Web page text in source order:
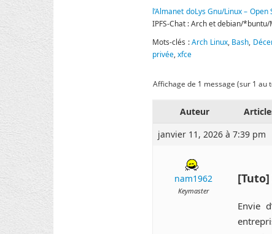
l’Almanet doLys Gnu/Linux –
IPFS-Chat : Arch et debian/
Mots-clés :Arch Linux, Bash,
privée,xfce
Affichage de 1 message (sur 1 au
Auteur
janvier 11, 2026 à 7:39 pm
nam1962
Keymaster
[Tuto]
Envie